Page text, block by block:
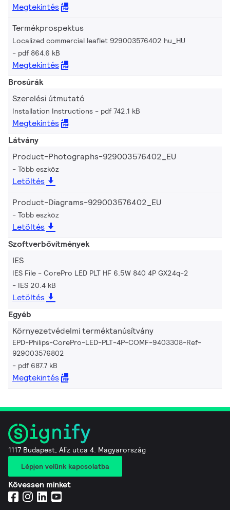
Megtekintés
Termékprospektus
Localized commercial leaflet 929003576402 hu_HU
pdf 864.6 kB
Megtekintés
Brosúrák
Szerelési útmutató
Installation Instructions pdf 742.1 kB
Megtekintés
Látvány
Product-Photographs-929003576402_EU
Több eszköz
Letöltés
Product-Diagrams-929003576402_EU
Több eszköz
Letöltés
Szoftverbővítmények
IES
IES File - CorePro LED PLT HF 6.5W 840 4P GX24q-2
IES 20.4 kB
Letöltés
Egyéb
Környezetvédelmi terméktanúsítvány
EPD-Philips-CorePro-LED-PLT-4P-COMF-9403308-Ref-
929003576802
pdf 687.7 kB
Megtekintés
1117 Budapest, Aliz utca 4. Magyarország
Lépjen velünk kapcsolatba
Kövessen minket